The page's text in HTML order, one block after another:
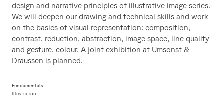
design and narrative principles of illustrative image series.
We will deepen our drawing and technical skills and work
on the basics of visual representation: composition,
contrast, reduction, abstraction, image space, line quality
and gesture, colour. A joint exhibition at Umsonst &
Draussen is planned.
Fundamentals
Illustration